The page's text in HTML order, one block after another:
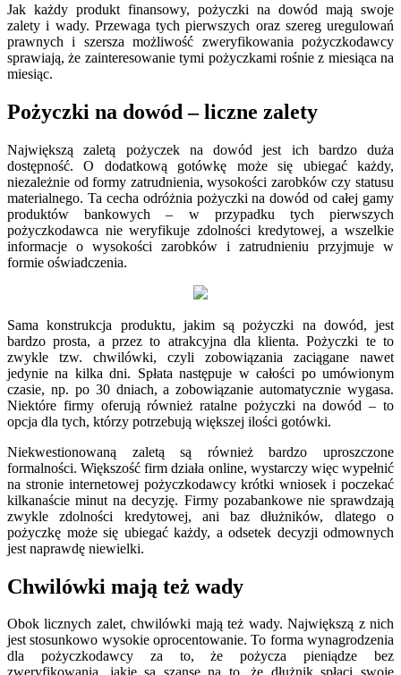
Jak każdy produkt finansowy, pożyczki na dowód mają swoje
zalety i wady. Przewaga tych pierwszych oraz szereg uregulowań
prawnych i szersza możliwość zweryfikowania pożyczkodawcy
sprawiają, że zainteresowanie tymi pożyczkami rośnie z miesiąca na
miesiąc.
Pożyczki na dowód – liczne zalety
Największą zaletą pożyczek na dowód jest ich bardzo duża
dostępność. O dodatkową gotówkę może się ubiegać każdy,
niezależnie od formy zatrudnienia, wysokości zarobków czy statusu
materialnego. Ta cecha odróżnia pożyczki na dowód od całej gamy
produktów bankowych – w przypadku tych pierwszych
pożyczkodawca nie weryfikuje zdolności kredytowej, a wszelkie
informacje o wysokości zarobków i zatrudnieniu przyjmuje w
formie oświadczenia.
Sama konstrukcja produktu, jakim są pożyczki na dowód, jest
bardzo prosta, a przez to atrakcyjna dla klienta. Pożyczki te to
zwykle tzw. chwilówki, czyli zobowiązania zaciągane nawet
jedynie na kilka dni. Spłata następuje w całości po umówionym
czasie, np. po 30 dniach, a zobowiązanie automatycznie wygasa.
Niektóre firmy oferują również ratalne pożyczki na dowód – to
opcja dla tych, którzy potrzebują większej ilości gotówki.
Niekwestionowaną zaletą są również bardzo uproszczone
formalności. Większość firm działa online, wystarczy więc wypełnić
na stronie internetowej pożyczkodawcy krótki wniosek i poczekać
kilkanaście minut na decyzję. Firmy pozabankowe nie sprawdzają
zwykle zdolności kredytowej, ani baz dłużników, dlatego o
pożyczkę może się ubiegać każdy, a odsetek decyzji odmownych
jest naprawdę niewielki.
Chwilówki mają też wady
Obok licznych zalet, chwilówki mają też wady. Największą z nich
jest stosunkowo wysokie oprocentowanie. To forma wynagrodzenia
dla pożyczkodawcy za to, że pożycza pieniądze bez